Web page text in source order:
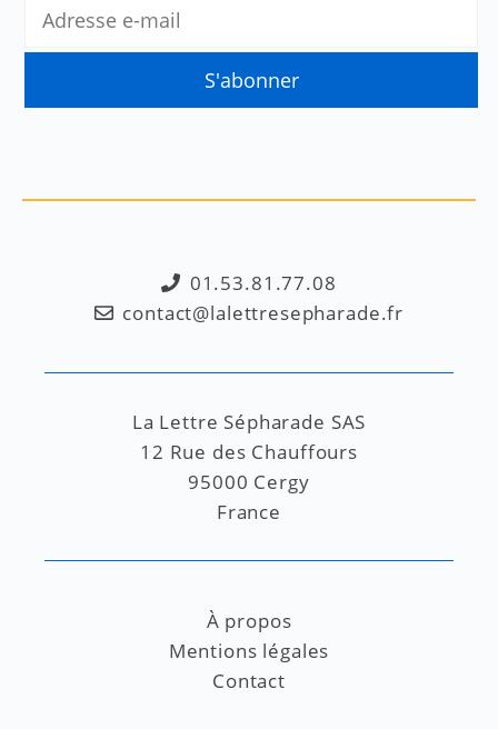
01.53.81.77.08
contact@lalettresepharade.fr
La Lettre Sépharade SAS
12 Rue des Chauffours
95000 Cergy
France
À propos
Mentions légales
Contact